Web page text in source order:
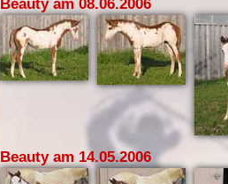
Beauty am 08.06.2006
Beauty am 14.05.2006